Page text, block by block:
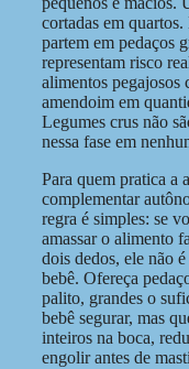
cortadas em
partem em pedaços
representam risco
alimentos pegajosos
amendoim em
Legumes crus não
nessa fase em
Para quem pratica a
complementar
regra é simples: se
amassar o alimento
dois dedos, ele não
bebê. Ofereça
palito, grandes o
bebê segurar, mas
inteiros na boca,
engolir antes de